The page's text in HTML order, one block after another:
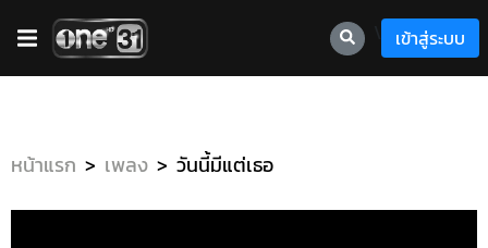
เข้าสู่ระบบ
หน้าแรก เพลง วันนี้มีแต่เธอ